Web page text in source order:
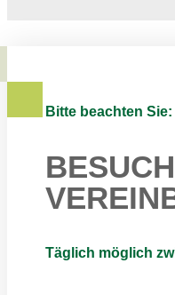
Bitte beachten Sie:
Täglich möglich